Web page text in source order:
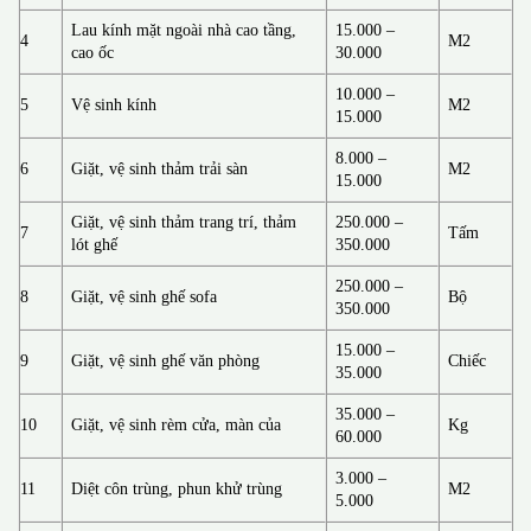
4
Lau kính mặt ngoài nhà cao tầng,
cao ốc
15.000 –
30.000
M2
5 Vệ sinh kính
10.000 –
15.000
M2
6 Giặt, vệ sinh thảm trải sàn
8.000 –
15.000
M2
7
Giặt, vệ sinh thảm trang trí, thảm
lót ghế
250.000 –
350.000
Tấm
8 Giặt, vệ sinh ghế sofa
250.000 –
350.000
Bộ
9 Giặt, vệ sinh ghế văn phòng
15.000 –
35.000
Chiếc
10 Giặt, vệ sinh rèm cửa, màn của
35.000 –
60.000
Kg
11 Diệt côn trùng, phun khử trùng
3.000 –
5.000
M2